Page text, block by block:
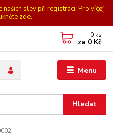
slev při registraci. Pro více
zde.
Menu
Hledat
0 ks
za 0 Kč